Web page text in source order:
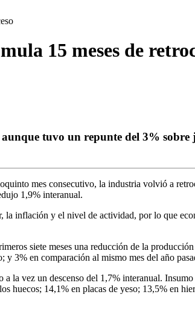
15 meses de
tuvo un repunte del 3%
mes consecutivo, la industria volvió a
1,9% interanual.
inflación y el nivel de actividad, por lo que
siete meses una reducción de la
y 3% en comparación al mismo mes del año
la vez un descenso del 1,7% interanual.
huecos; 14,1% en placas de yeso; 13,5% en